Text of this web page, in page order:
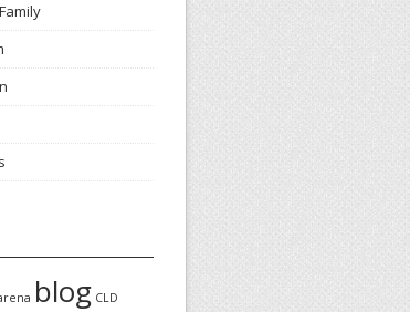
blog CLD